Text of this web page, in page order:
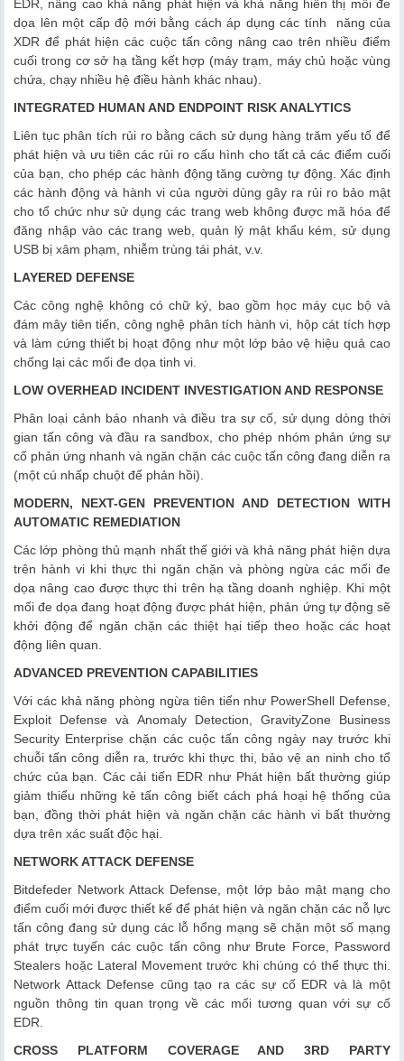
EDR, nâng cao khả năng phát hiện và khả năng hiển thị mối đe
dọa lên một cấp độ mới bằng cách áp dụng các tính năng của
XDR để phát hiện các cuộc tấn công nâng cao trên nhiều điểm
cuối trong cơ sở hạ tầng kết hợp (máy trạm, máy chủ hoặc vùng
chứa, chạy nhiều hệ điều hành khác nhau).
INTEGRATED HUMAN AND ENDPOINT RISK ANALYTICS
Liên tục phân tích rủi ro bằng cách sử dụng hàng trăm yếu tố để
phát hiện và ưu tiên các rủi ro cấu hình cho tất cả các điểm cuối
của bạn, cho phép các hành động tăng cường tự động. Xác định
các hành động và hành vi của người dùng gây ra rủi ro bảo mật
cho tổ chức như sử dụng các trang web không được mã hóa để
đăng nhập vào các trang web, quản lý mật khẩu kém, sử dụng
USB bị xâm phạm, nhiễm trùng tái phát, v.v.
LAYERED DEFENSE
Các công nghệ không có chữ ký, bao gồm học máy cục bộ và
đám mây tiên tiến, công nghệ phân tích hành vi, hộp cát tích hợp
và làm cứng thiết bị hoạt động như một lớp bảo vệ hiệu quả cao
chống lại các mối đe dọa tinh vi.
LOW OVERHEAD INCIDENT INVESTIGATION AND RESPONSE
Phân loại cảnh báo nhanh và điều tra sự cố, sử dụng dòng thời
gian tấn công và đầu ra sandbox, cho phép nhóm phản ứng sự
cố phản ứng nhanh và ngăn chặn các cuộc tấn công đang diễn ra
(một cú nhấp chuột để phản hồi).
MODERN, NEXT-GEN PREVENTION AND DETECTION WITH
AUTOMATIC REMEDIATION
Các lớp phòng thủ mạnh nhất thế giới và khả năng phát hiện dựa
trên hành vi khi thực thi ngăn chặn và phòng ngừa các mối đe
dọa nâng cao được thực thi trên hạ tầng doanh nghiệp. Khi một
mối đe dọa đang hoạt động được phát hiện, phản ứng tự động sẽ
khởi động để ngăn chặn các thiệt hại tiếp theo hoặc các hoạt
động liên quan.
ADVANCED PREVENTION CAPABILITIES
Với các khả năng phòng ngừa tiên tiến như PowerShell Defense,
Exploit Defense và Anomaly Detection, GravityZone Business
Security Enterprise​ chặn các cuộc tấn công ngày nay trước khi
chuỗi tấn công diễn ra, trước khi thực thi, bảo vệ an ninh cho tổ
chức của bạn. Các cải tiến EDR như Phát hiện bất thường giúp
giảm thiểu những kẻ tấn công biết cách phá hoại hệ thống của
bạn, đồng thời phát hiện và ngăn chặn các hành vi bất thường
dựa trên xác suất độc hại.
NETWORK ATTACK DEFENSE
Bitdefeder Network Attack Defense, một lớp bảo mật mạng cho
điểm cuối mới được thiết kế để phát hiện và ngăn chặn các nỗ lực
tấn công đang sử dụng các lỗ hổng mạng sẽ chặn một số mạng
phát trực tuyến các cuộc tấn công như Brute Force, Password
Stealers hoặc Lateral Movement trước khi chúng có thể thực thi.
Network Attack Defense cũng tạo ra các sự cố EDR và là một
nguồn thông tin quan trọng về các mối tương quan với sự cố
EDR.
CROSS PLATFORM COVERAGE AND 3RD PARTY